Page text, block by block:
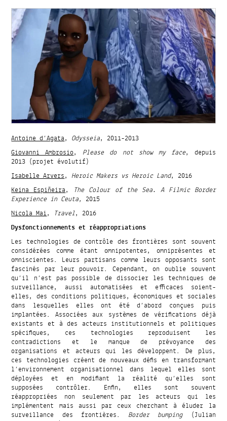
Antoine d’Agata, Odysseia, 2011-2013
Giovanni Ambrosio, Please do not show my face, depuis
2013 (projet évolutif)
Isabelle Arvers,Heroic Makers vs Heroic Land, 2016
Keina Espiñeira, The Colour of the Sea. A Filmic Border
Experience in Ceuta, 2015
Nicola Mai, Travel, 2016
Dysfonctionnements et réappropriations
Les technologies de contrôle des frontières sont souvent
considérées comme étant omnipotentes, omniprésentes et
omniscientes. Leurs partisans comme leurs opposants sont
fascinés par leur pouvoir. Cependant, on oublie souvent
qu’il n’est pas possible de dissocier les techniques de
surveillance, aussi automatisées et efficaces soient-
elles, des conditions politiques, économiques et sociales
dans lesquelles elles ont été d’abord conçues puis
implantées. Associées aux systèmes de vérifications déjà
existants et à des acteurs institutionnels et politiques
spécifiques, ces technologies reproduisent les
contradictions et le manque de prévoyance des
organisations et acteurs qui les développent. De plus,
ces technologies créent de nouveaux défis en transformant
l’environnement organisationnel dans lequel elles sont
déployées et en modifiant la réalité qu’elles sont
supposées contrôler. Enfin, elles sont souvent
réappropriées non seulement par les acteurs qui les
implémentent mais aussi par ceux cherchant à éluder la
surveillance des frontières. Border bumping (Julian